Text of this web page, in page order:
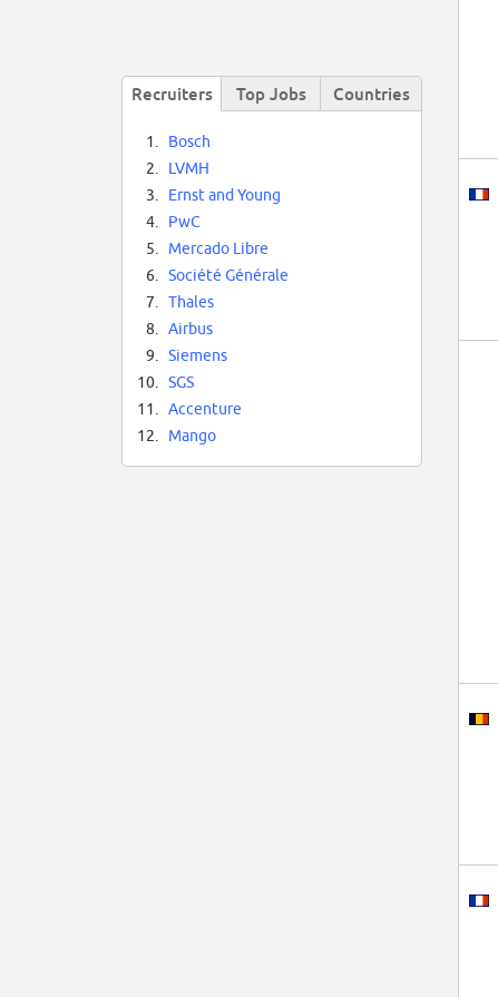
Recruiters Top Jobs Countries
1.
Bosch
2.
LVMH
3.
Ernst and Young
4.
PwC
5.
Mercado Libre
6.
Société Générale
7.
Thales
8.
Airbus
9.
Siemens
10.
SGS
11.
Accenture
12.
Mango